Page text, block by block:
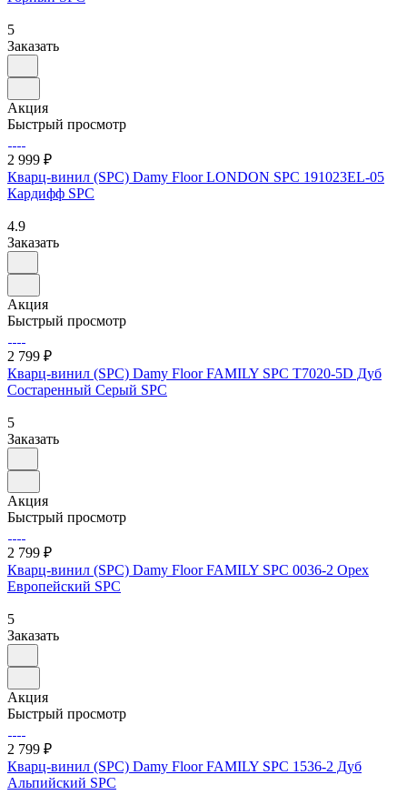
5
Заказать
Акция
Быстрый просмотр
2 999 ₽
Кварц-винил (SPC) Damy Floor LONDON SPC 191023EL-05
Кардифф SPC
4.9
Заказать
Акция
Быстрый просмотр
2 799 ₽
Кварц-винил (SPC) Damy Floor FAMILY SPC T7020-5D Дуб
Состаренный Серый SPC
5
Заказать
Акция
Быстрый просмотр
2 799 ₽
Кварц-винил (SPC) Damy Floor FAMILY SPC 0036-2 Орех
Европейский SPC
5
Заказать
Акция
Быстрый просмотр
2 799 ₽
Кварц-винил (SPC) Damy Floor FAMILY SPC 1536-2 Дуб
Альпийский SPC